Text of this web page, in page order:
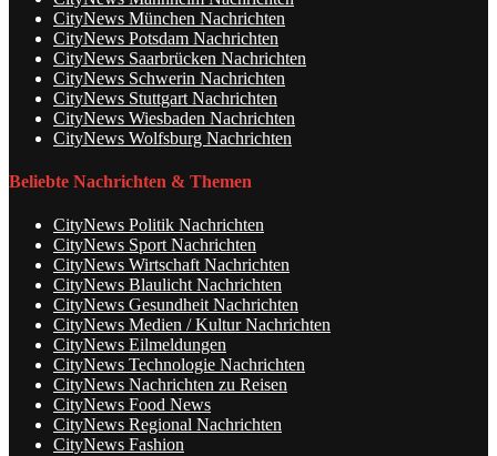
CityNews München Nachrichten
CityNews Potsdam Nachrichten
CityNews Saarbrücken Nachrichten
CityNews Schwerin Nachrichten
CityNews Stuttgart Nachrichten
CityNews Wiesbaden Nachrichten
CityNews Wolfsburg Nachrichten
Beliebte Nachrichten & Themen
CityNews Politik Nachrichten
CityNews Sport Nachrichten
CityNews Wirtschaft Nachrichten
CityNews Blaulicht Nachrichten
CityNews Gesundheit Nachrichten
CityNews Medien / Kultur Nachrichten
CityNews Eilmeldungen
CityNews Technologie Nachrichten
CityNews Nachrichten zu Reisen
CityNews Food News
CityNews Regional Nachrichten
CityNews Fashion